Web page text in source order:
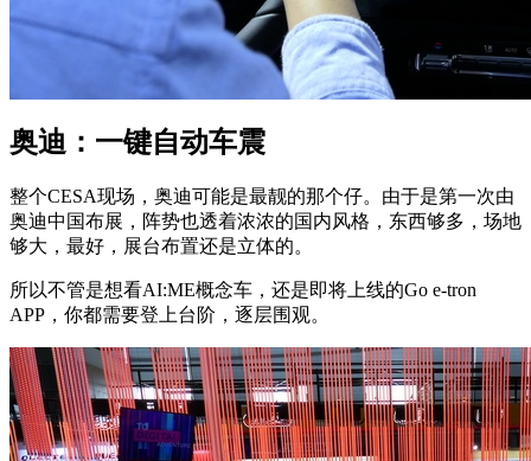
奥迪：一键自动车震
整个CESA现场，奥迪可能是最靓的那个仔。由于是第一次由
奥迪中国布展，阵势也透着浓浓的国内风格，东西够多，场地
够大，最好，展台布置还是立体的。
所以不管是想看AI:ME概念车，还是即将上线的Go e-tron
APP，你都需要登上台阶，逐层围观。